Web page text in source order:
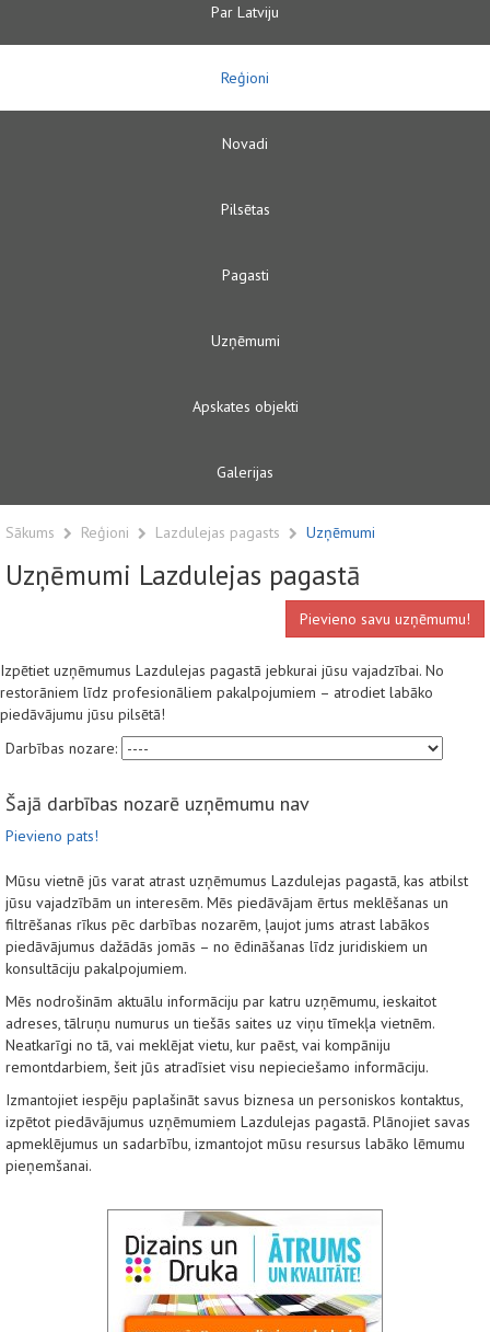
Par Latviju
Reģioni
Novadi
Pilsētas
Pagasti
Uzņēmumi
Apskates objekti
Galerijas
Sākums Reģioni Lazdulejas pagasts Uzņēmumi
Uzņēmumi Lazdulejas pagastā
Pievieno savu uzņēmumu!
Izpētiet uzņēmumus Lazdulejas pagastā jebkurai jūsu vajadzībai. No
restorāniem līdz profesionāliem pakalpojumiem – atrodiet labāko
piedāvājumu jūsu pilsētā!
Darbības nozare:
Šajā darbības nozarē uzņēmumu nav
Pievieno pats!
Mūsu vietnē jūs varat atrast uzņēmumus Lazdulejas pagastā, kas atbilst
jūsu vajadzībām un interesēm. Mēs piedāvājam ērtus meklēšanas un
filtrēšanas rīkus pēc darbības nozarēm, ļaujot jums atrast labākos
piedāvājumus dažādās jomās – no ēdināšanas līdz juridiskiem un
konsultāciju pakalpojumiem.
Mēs nodrošinām aktuālu informāciju par katru uzņēmumu, ieskaitot
adreses, tālruņu numurus un tiešās saites uz viņu tīmekļa vietnēm.
Neatkarīgi no tā, vai meklējat vietu, kur paēst, vai kompāniju
remontdarbiem, šeit jūs atradīsiet visu nepieciešamo informāciju.
Izmantojiet iespēju paplašināt savus biznesa un personiskos kontaktus,
izpētot piedāvājumus uzņēmumiem Lazdulejas pagastā. Plānojiet savas
apmeklējumus un sadarbību, izmantojot mūsu resursus labāko lēmumu
pieņemšanai.